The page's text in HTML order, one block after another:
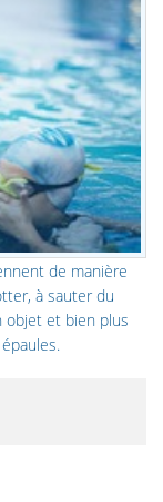
de manière
à sauter du
objet et bien plus